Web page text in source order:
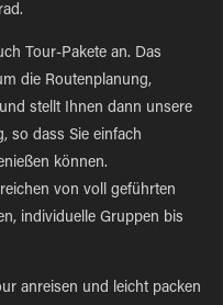
Tour-Pakete an. Das
die Routenplanung,
stellt Ihnen dann unsere
so dass Sie einfach
können.
von voll geführten
individuelle Gruppen bis
anreisen und leicht packen